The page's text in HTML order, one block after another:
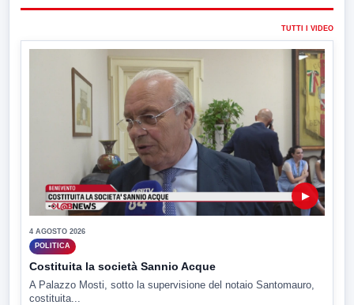
TUTTI I VIDEO
▶
4 AGOSTO 2026
POLITICA
Costituita la società Sannio Acque
A Palazzo Mosti, sotto la supervisione del notaio Santomauro,
costituita...